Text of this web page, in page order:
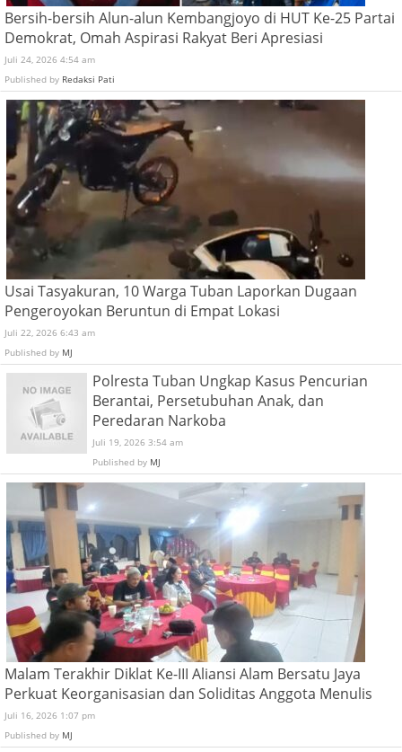
Bersih-bersih Alun-alun Kembangjoyo di HUT Ke-25 Partai
Demokrat, Omah Aspirasi Rakyat Beri Apresiasi
Juli 24, 2026 4:54 am
Published by Redaksi Pati
Usai Tasyakuran, 10 Warga Tuban Laporkan Dugaan
Pengeroyokan Beruntun di Empat Lokasi
Juli 22, 2026 6:43 am
Published by MJ
Polresta Tuban Ungkap Kasus Pencurian
Berantai, Persetubuhan Anak, dan
Peredaran Narkoba
Juli 19, 2026 3:54 am
Published by MJ
Malam Terakhir Diklat Ke-III Aliansi Alam Bersatu Jaya
Perkuat Keorganisasian dan Soliditas Anggota Menulis
Juli 16, 2026 1:07 pm
Published by MJ